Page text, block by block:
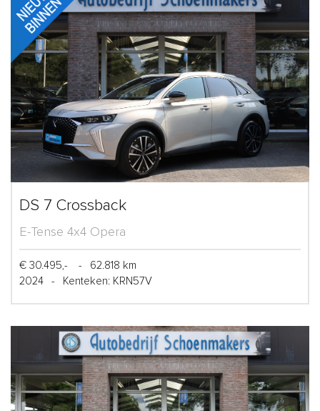
DS 7 Crossback
E-Tense 4x4 Opera
€ 30.495,- -
62.818 km
2024
- Kenteken: KRN57V